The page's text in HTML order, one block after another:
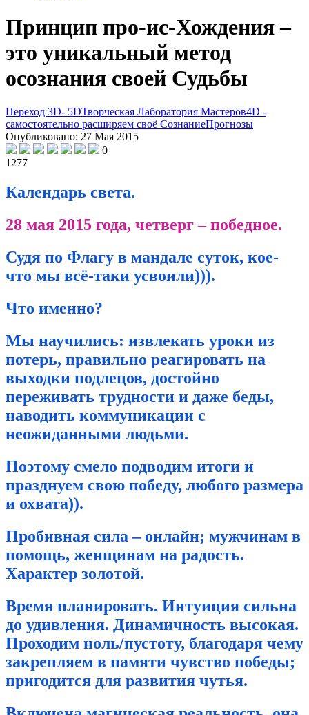
Принцип про-ис-Хождения –
это уникальный метод
осознания своей Судьбы
Переход 3D- 5DТворческая Лаборатория Мастеров4D -
самостоятельно расширяем своё СознаниеПрогнозы
Опубликовано: 27 Мая 2015
0
1277
Календарь света.
28 мая 2015 года, четверг – победное.
Судя по Флагу в мандале суток, кое-
что мы всё-таки усвоили))).
Что именно?
Мы научились: извлекать уроки из
потерь, правильно реагировать на
выходки подлецов, достойно
переживать трудности и даже беды,
наводить коммуникации с
неожиданными людьми.
Поэтому смело подводим итоги и
празднуем свою победу, любого размера
и охвата)).
Пробивная сила – онлайн; мужчинам в
помощь, женщинам на радость.
Характер золотой.
Время планировать. Интуиция сильна
до удивления. Динамичность высокая.
Проходим ноль/пустоту, благодаря чему
закрепляем в памяти чувство победы;
пригодится для развития чутья.